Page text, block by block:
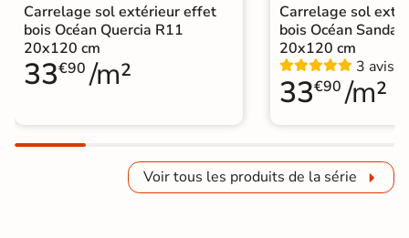
Carrelage sol extérieur effet
bois Océan Quercia R11
20x120 cm
33€90 /m²
Carrelage sol
bois Océan
20x120 cm
3 avis
33€90 /m²
Voir tous les produits de la série